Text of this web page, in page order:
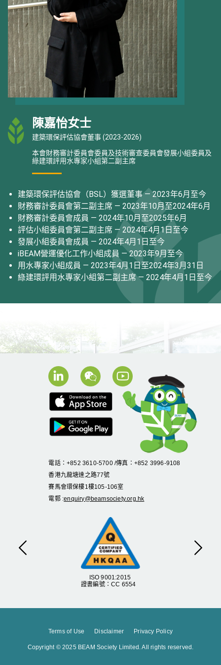
陳嘉怡女士
建築環保評估協會董事 (2023-2026)
本會財務審計委員會委員及技術審查委員會發展小組委員及
綠建環評用水專家小組第二副主席
建築環保評估協會（BSL）獲選董事 — 2023年6月至今
財務審計委員會第二副主席 — 2023年10月至2024年6月
財務審計委員會成員 — 2024年10月至2025年6月
評估小組委員會第二副主席 — 2024年4月1日至今
發展小組委員會成員 — 2024年4月1日至今
iBEAM營運優化工作小組成員 — 2023年9月至今
用水專家小組成員 — 2023年4月1日至2024年3月31日
綠建環評用水專家小組第二副主席 — 2024年4月1日至今
ISO 9001:2015
證書編號：CC 6554
上一頁 下一頁
電話：+852 3610-5700 /傳真：+852 3996-9108
香港九龍塘達之路77號
賽馬會環保樓1 樓105-106室
電郵 :enquiry@beamsociety.org.hk
Terms of Use Disclaimer Privacy Policy
Copyright © 2025 BEAM Society Limited. All rights reserved.